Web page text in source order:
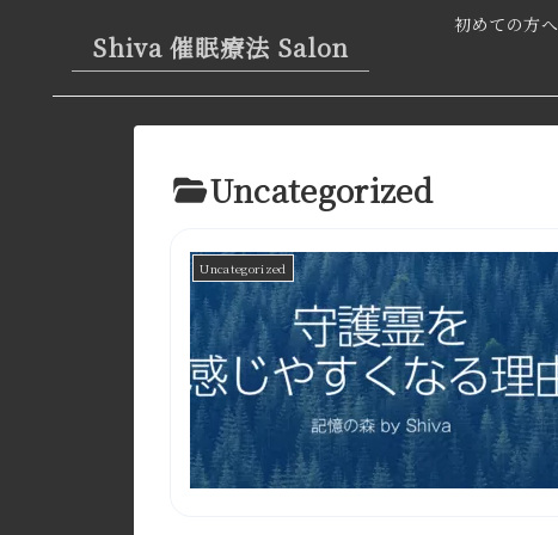
Shiva 催眠療法 Salon
初めての方へ
Uncategorized
Uncategorized